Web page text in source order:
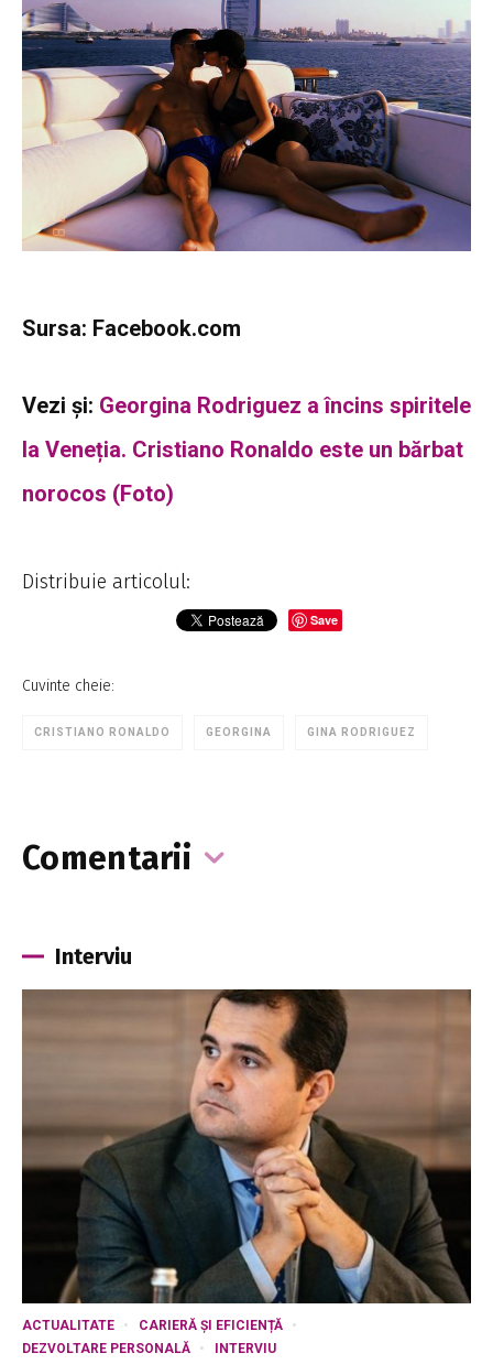
Sursa: Facebook.com
Vezi și: Georgina Rodriguez a încins spiritele
la Veneția. Cristiano Ronaldo este un bărbat
norocos (Foto)
Distribuie articolul:
Save
Cuvinte cheie:
CRISTIANO RONALDO GEORGINA GINA RODRIGUEZ
Comentarii
Interviu
ACTUALITATE
CARIERĂ ȘI EFICIENȚĂ
DEZVOLTARE PERSONALĂ
INTERVIU